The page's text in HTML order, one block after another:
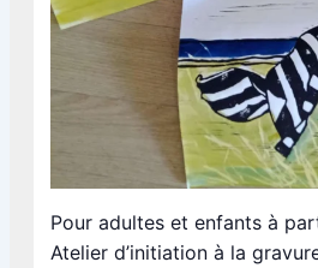
Pour adultes et enfants à
Atelier d’initiation à la